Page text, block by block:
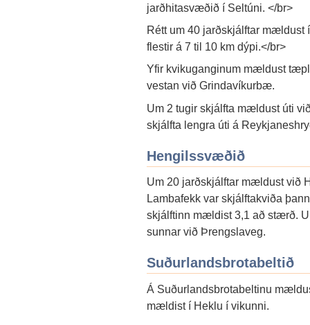
jarðhitasvæðið í Seltúni. </br>
Rétt um 40 jarðskjálftar
flestir á 7 til 10 km dýpi.</br>
Yfir kvikuganginum mældust
vestan við Grindavíkurbæ.
Um 2 tugir skjálfta mældust úti
skjálfta lengra úti á
Hengilssvæðið
Um 20 jarðskjálftar mældust við
Lambafekk var skjálftakviða
skjálftinn mældist 3,1 að stærð.
sunnar við Þrengslaveg.
Suðurlandsbrotabeltið
Á Suðurlandsbrotabeltinu
mældist í Heklu í vikunni.